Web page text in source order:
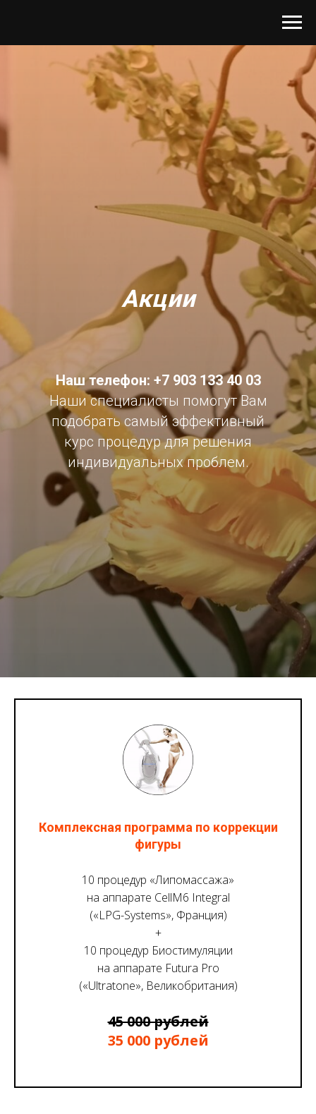
Акции
Наш телефон: +7 903 133 40 03
Наши специалисты помогут Вам
подобрать самый эффективный
курс процедур для решения
индивидуальных проблем.
Комплексная программа по коррекции
фигуры
10 процедур «Липомассажа»
на аппарате CellM6 Integral
(«LPG-Systems», Франция)
+
10 процедур Биостимуляции
на аппарате Futura Pro
(«Ultratone», Великобритания)
45 000 рублей
35 000 рублей